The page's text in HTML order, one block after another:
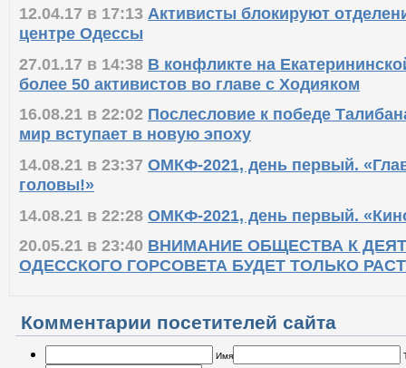
12.04.17 в 17:13 Активисты блокируют
центре Одессы
27.01.17 в 14:38 В конфликте на
более 50 активистов во главе с Ходияком
16.08.21 в 22:02 Послесловие к победе
мир вступает в новую эпоху
14.08.21 в 23:37 ОМКФ-2021, день первый.
головы!»
14.08.21 в 22:28 ОМКФ-2021, день первый.
20.05.21 в 23:40 ВНИМАНИЕ ОБЩЕСТВА К
ОДЕССКОГО ГОРСОВЕТА БУДЕТ ТОЛЬКО
Комментарии посетителей сайта
Имя